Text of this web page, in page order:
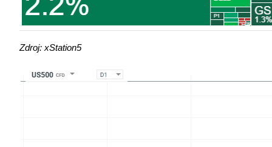
Zdroj: xStation5